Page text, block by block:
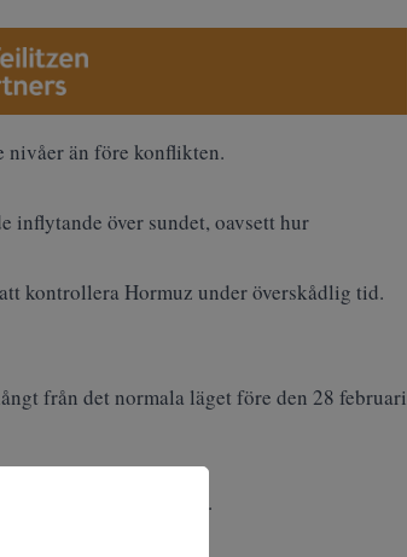
nivåer än före konflikten.
inflytande över sundet, oavsett hur
kontrollera Hormuz under överskådlig tid.
från det normala läget före den 28 februari
betala för passage.